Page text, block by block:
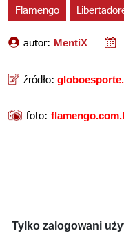
Flamengo
autor: MentiX
źródło:
foto:
Tylko zalogowani